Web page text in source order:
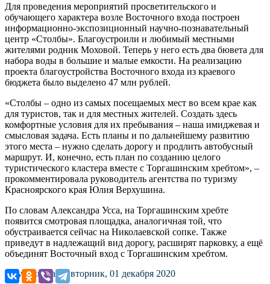
Для проведения мероприятий просветительского и
обучающего характера возле Восточного входа построен
информационно-экспозиционный научно-познавательный
центр «Столбы». Благоустроили и любимый местными
жителями родник Моховой. Теперь у него есть два бювета для
набора воды в большие и малые емкости. На реализацию
проекта благоустройства Восточного входа из краевого
бюджета было выделено 47 млн рублей.
«Столбы – одно из самых посещаемых мест во всем крае как
для туристов, так и для местных жителей. Создать здесь
комфортные условия для их пребывания – наша имиджевая и
смысловая задача. Есть планы и по дальнейшему развитию
этого места – нужно сделать дорогу и продлить автобусный
маршрут. И, конечно, есть план по созданию целого
туристического кластера вместе с Торгашинским хребтом», –
прокомментировала руководитель агентства по туризму
Красноярского края Юлия Верхушина.
По словам Александра Усса, на Торгашинским хребте
появится смотровая площадка, аналогичная той, что
обустраивается сейчас на Николаевской сопке. Также
приведут в надлежащий вид дорогу, расширят парковку, а ещё
объединят Восточный вход с Торгашинским хребтом.
Опубликовано: вторник, 01 декабря 2020